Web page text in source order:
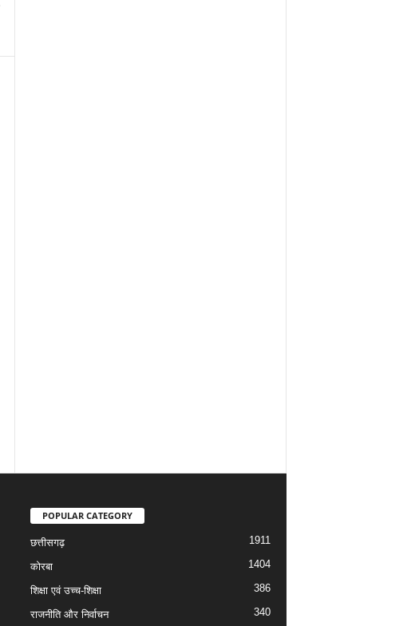
POPULAR CATEGORY
छत्तीसगढ़ 1911
कोरबा 1404
शिक्षा एवं उच्च-शिक्षा 386
राजनीति और निर्वाचन 340